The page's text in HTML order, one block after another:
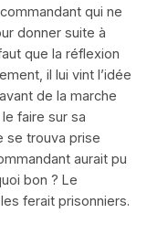
qui ne
donner suite à
que la réflexion
il lui vint l’idée
de la marche
faire sur sa
se trouva prise
aurait pu
bon ? Le
ferait prisonniers.